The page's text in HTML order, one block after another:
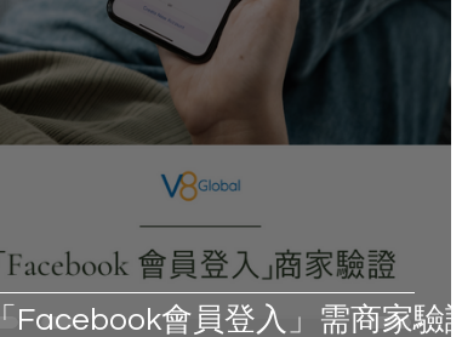
「Facebook會員登入」需商家驗證